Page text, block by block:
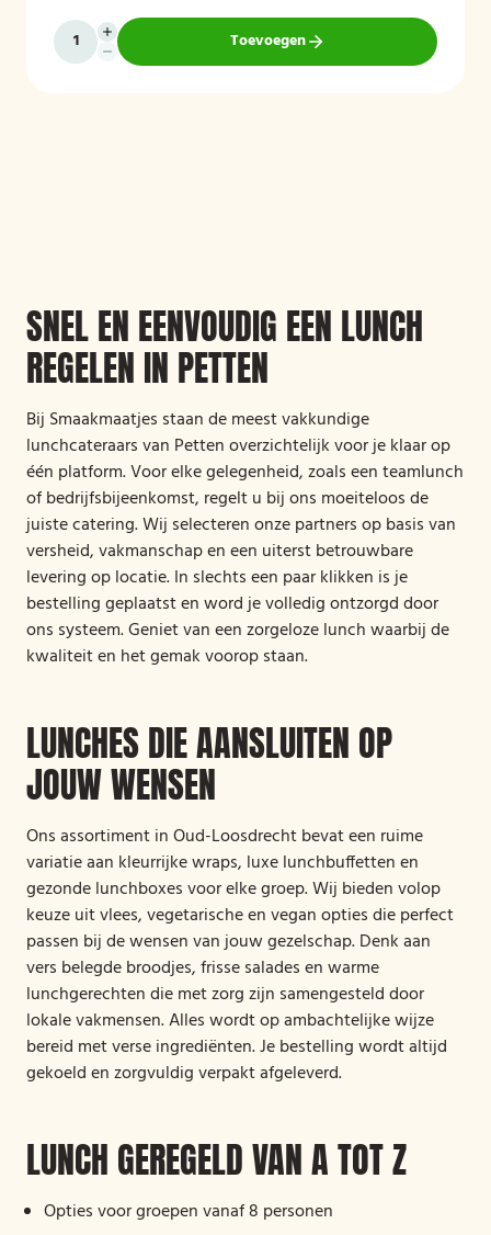
Toevoegen
SNEL EN EENVOUDIG EEN LUNCH
REGELEN IN PETTEN
Bij Smaakmaatjes staan de meest vakkundige
lunchcateraars van Petten overzichtelijk voor je klaar op
één platform. Voor elke gelegenheid, zoals een teamlunch
of bedrijfsbijeenkomst, regelt u bij ons moeiteloos de
juiste catering. Wij selecteren onze partners op basis van
versheid, vakmanschap en een uiterst betrouwbare
levering op locatie. In slechts een paar klikken is je
bestelling geplaatst en word je volledig ontzorgd door
ons systeem. Geniet van een zorgeloze lunch waarbij de
kwaliteit en het gemak voorop staan.
LUNCHES DIE AANSLUITEN OP
JOUW WENSEN
Ons assortiment in Oud-Loosdrecht bevat een ruime
variatie aan kleurrijke wraps, luxe lunchbuffetten en
gezonde lunchboxes voor elke groep. Wij bieden volop
keuze uit vlees, vegetarische en vegan opties die perfect
passen bij de wensen van jouw gezelschap. Denk aan
vers belegde broodjes, frisse salades en warme
lunchgerechten die met zorg zijn samengesteld door
lokale vakmensen. Alles wordt op ambachtelijke wijze
bereid met verse ingrediënten. Je bestelling wordt altijd
gekoeld en zorgvuldig verpakt afgeleverd.
LUNCH GEREGELD VAN A TOT Z
Opties voor groepen vanaf 8 personen